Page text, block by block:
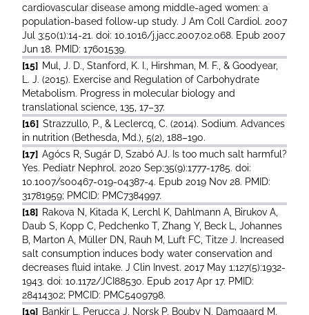
cardiovascular disease among middle-aged women: a
population-based follow-up study. J Am Coll Cardiol. 2007
Jul 3;50(1):14-21. doi: 10.1016/j.jacc.2007.02.068. Epub 2007
Jun 18. PMID: 17601539.
[15] Mul, J. D., Stanford, K. I., Hirshman, M. F., & Goodyear,
L. J. (2015). Exercise and Regulation of Carbohydrate
Metabolism. Progress in molecular biology and
translational science, 135, 17–37.
[16] Strazzullo, P., & Leclercq, C. (2014). Sodium. Advances
in nutrition (Bethesda, Md.), 5(2), 188–190.
[17] Agócs R, Sugár D, Szabó AJ. Is too much salt harmful?
Yes. Pediatr Nephrol. 2020 Sep;35(9):1777-1785. doi:
10.1007/s00467-019-04387-4. Epub 2019 Nov 28. PMID:
31781959; PMCID: PMC7384997.
[18] Rakova N, Kitada K, Lerchl K, Dahlmann A, Birukov A,
Daub S, Kopp C, Pedchenko T, Zhang Y, Beck L, Johannes
B, Marton A, Müller DN, Rauh M, Luft FC, Titze J. Increased
salt consumption induces body water conservation and
decreases fluid intake. J Clin Invest. 2017 May 1;127(5):1932-
1943. doi: 10.1172/JCI88530. Epub 2017 Apr 17. PMID:
28414302; PMCID: PMC5409798.
[19] Bankir L, Perucca J, Norsk P, Bouby N, Damgaard M.